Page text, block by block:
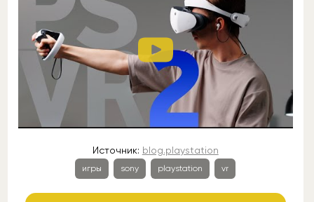
Источник: blog.playstation
игры sony playstation vr